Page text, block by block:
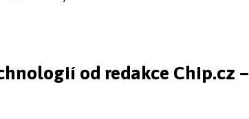
od redakce Chip.cz –